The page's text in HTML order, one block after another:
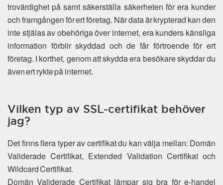
trovärdighet på samt säkerställa säkerheten för era kunder
och framgången för ert företag. När data är krypterad kan den
inte stjälas av obehöriga över internet, era kunders känsliga
information förblir skyddad och de får förtroende för ert
företag. I korthet, genom att skydda era besökare skyddar du
även ert rykte på internet.
Vilken typ av SSL-certifikat behöver
jag?
Det finns flera typer av certifikat du kan välja mellan: Domän
Validerade Certifikat, Extended Validation Certifikat och
Wildcard Certifikat.
Domän Validerade Certifikat lämpar sig bra för e-handel